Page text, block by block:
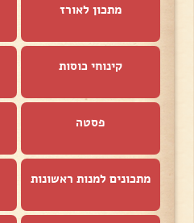
מתכון לאורז
קינוחי כוסות
פסטה
מתכונים למנות ראשונות